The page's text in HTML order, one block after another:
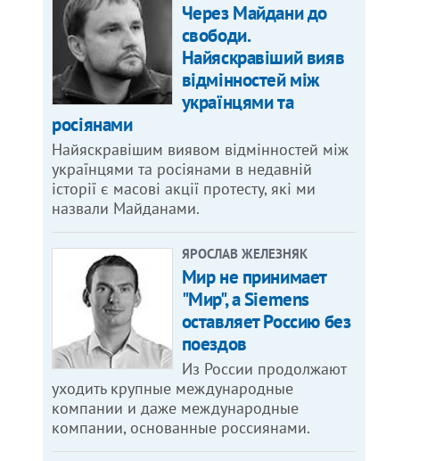
Через Майдани до
свободи.
Найяскравіший вияв
відмінностей між
українцями та
росіянами
Найяскравішим виявом відмінностей між
українцями та росіянами в недавній
історії є масові акції протесту, які ми
назвали Майданами.
ЯРОСЛАВ ЖЕЛЕЗНЯК
Мир не принимает
"Мир", а Siemens
оставляет Россию без
поездов
Из России продолжают
уходить крупные международные
компании и даже международные
компании, основанные россиянами.